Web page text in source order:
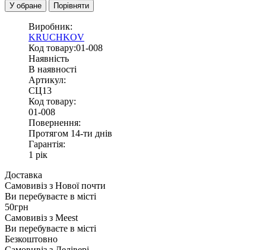
У обране
Порівняти
Виробник:
KRUCHKOV
Код товару:01-008
Наявність
В наявності
Артикул:
СЦ13
Код товару:
01-008
Повернення:
Протягом 14-ти днів
Гарантія:
1 рік
Доставка
Самовивіз з Нової почти
Ви перебуваєте в місті
50грн
Самовивіз з Meest
Ви перебуваєте в місті
Безкоштовно